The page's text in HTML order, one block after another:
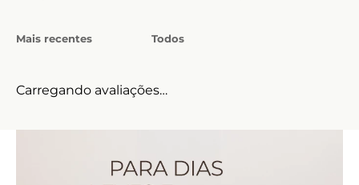
Mais recentes Todos
Carregando avaliações…